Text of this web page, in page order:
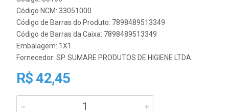
Código NCM: 33051000
Código de Barras do Produto: 7898489513349
Código de Barras da Caixa: 7898489513349
Embalagem: 1X1
Fornecedor: SP. SUMARE PRODUTOS DE HIGIENE LTDA
R$ 42,45